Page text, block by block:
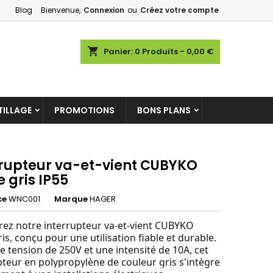
Bienvenue, Connexion ou Créez votre compte
Blog
shopping_cart Panier: 0 Produits - 0,00 €
PROMOTIONS BONS PLANS
va-et-vient CUBYKO
gris IP55
WNC001 MarqueHAGER
notre interrupteur va-et-vient CUBYKO
conçu pour une utilisation fiable et durable.
tension de 250V et une intensité de 10A, cet
en polypropylène de couleur gris s'intègre